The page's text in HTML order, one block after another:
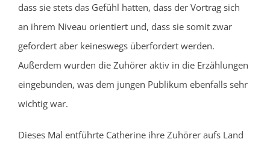
dass sie stets das Gefühl hatten, dass der Vortrag sich
an ihrem Niveau orientiert und, dass sie somit zwar
gefordert aber keineswegs überfordert werden.
Außerdem wurden die Zuhörer aktiv in die Erzählungen
eingebunden, was dem jungen Publikum ebenfalls sehr
wichtig war.
Dieses Mal entführte Catherine ihre Zuhörer aufs Land